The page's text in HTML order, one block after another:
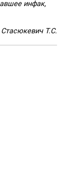
инфак,
Стасюкевич Т.С.